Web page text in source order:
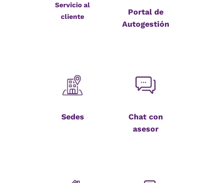
Servicio al
cliente
Portal de
Autogestión
Sedes
Chat con
asesor